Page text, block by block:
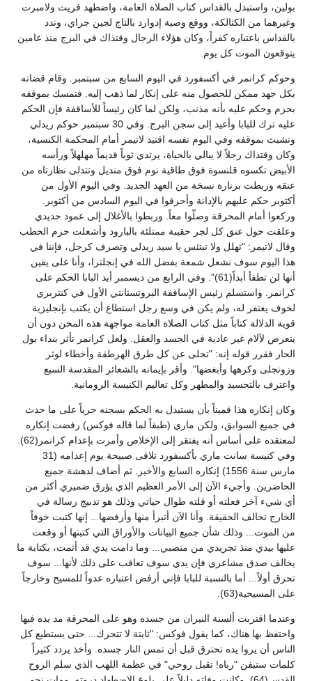
بولين، واستبدل بالقداس كتاب الصلاة العامة، واضطهد فريث ولامبرت
وغيرهما من الكثالكة، ووقع وصية إدوارد بالتاج لجين جراي، وندد
بالقداس باعتباره كفراً، وكان هؤلاء الرجال وقتذاك في البرج منذ عامين
يتوقعون الموت كل يوم.
وحوكم كرانمر في أكسفورد في اليوم السابع من سبتمبر. وقام قضاته
بكل جهد ممكن للحصول منه على إنكار لما ذهب إليه. فتمسك بموقفه
بحزم وحكم عليه بأنه مذنب، ولكن لما كان رئيساً للأساقفة فإن الحكم
عليه ترك للبابا وأعيد إلى سجن البرج. وفي 30 سبتمبر حوكم ريدلي
وتشبث بموقفه وفي اليوم نفسه اقتيد لاتيمر أمام المحكمة الكنسية،
وكان وقتذاك رجلاً لا يبالي بالحياة، يرتدي ثوباً قديماً مهلهلاً ورأسه
الأبيض تكسوه قلنسوة فوق طاقية نوم فوق منديل وتتدلى نظارتاه من
عنقه وربطت بزنارة نسخة من العهد الجديد. وفي اليوم الأول من
أكتوبر حكم عليهم بالإدانة وأحرقوا في اليوم السادس من أكتوبر.
وركعوا أمام المحرقة وصلّوا معاً. وربطوا بالأغلال إلى عمود حديدي
وعلقت حول عنق كل لجر حقيبة ممتلئة بالبارود وأشعلت حزم الحطب
وقال لاتيمر: "تهلل ولا تبتئس يا سيد ريدلي وتصرف كرجل، فإننا في
هذا اليوم سوف نشعل شمعة بفضل الله في إنجلترا، وأنا على يقين
أنها لن تطفأ أبداً(61)". وفي الرابع من ديسمبر أيد البابا الحكم على
كرانمر. واستسلم رئيس الإساقفة البروتستانتي الأول في كنتربري
لخوف يغتفر له، ولم يكن في وسع رجل استطاع أن يكتب بإنجليزية
قوية الدلالة كتاباً مثل كتاب الصلاة العامة مواجهة هذه المحن دون أن
يتعرض لآلام غير عادية في الجسد والعقل. ولعل كرانمر تأثر بنداء بول
الحار فقرر قوله إنه: "تخلى عن كل طرق الهرطقة وأخطاء لوثر
وزونجلى وكرهها وأبغضها". وأقر بإيمانه بالشعائر المقدسة السبع
واعترف بالتجسيد والمطهر وكل تعاليم الكنيسة الرومانية.
وكان إنكاره هذا قميناً بأن يستبدل به الحكم بسجنه جرياً على ما حدث
في جميع السوابق، ولكن ماري (طبقاً لما قاله فوكس) رفضت إنكاره
لمعتقده على أساس أنه يفتقر إلى الإخلاص وأمرت بإعدام كرانمر(62).
وفي كنيسة سانت ماري بأكسفورد تلاقى صبيحة يوم إعدامه (31
مارس سنة 1556) إنكاره السابع والأخير. ثم أضاف لدهشة جميع
الحاضرين. وأجيء الآن إلى الأمر العظيم الذي يؤرق ضميري أكثر من
أي شيء آخر فعلته أو قلته طوال حياتي وذلك هو تدبيج رسالة في
الخارج تخالف الحقيقة. وأنا الآن أتبرأ منها وأرفضها... إنها كتبت خوفاً
من الموت... وذلك شأن جميع البيانات والأوراق التي كتبتها أو وقعت
عليها بيدي منذ تجريدي من منصبي... وما دامت يدي قد أثمت، بكتابة ما
يخالف صدق مشاعري فإن يدي سوف تعاقب على ذلك لأنها... سوف
تحرق أولاً... أما بالنسبة للبابا فإني أرفض اعتباره عدواً للمسيح وخارجاً
على المسيحية(63).
وعندما اقتربت ألسنة النيران من جسده وهو على المحرقة مد يده فيها
واحتفظ بها هناك، كما يقول فوكس: "ثابتة لا تتحرك... حتى يستطيع كل
الناس أن يروا يده تحترق قبل أن تمس النار جسده. وأخذ يردد كثيراً
كلمات ستيفن "رباه! تقبل روحي" في عظمة اللهب الذي سلم الروح